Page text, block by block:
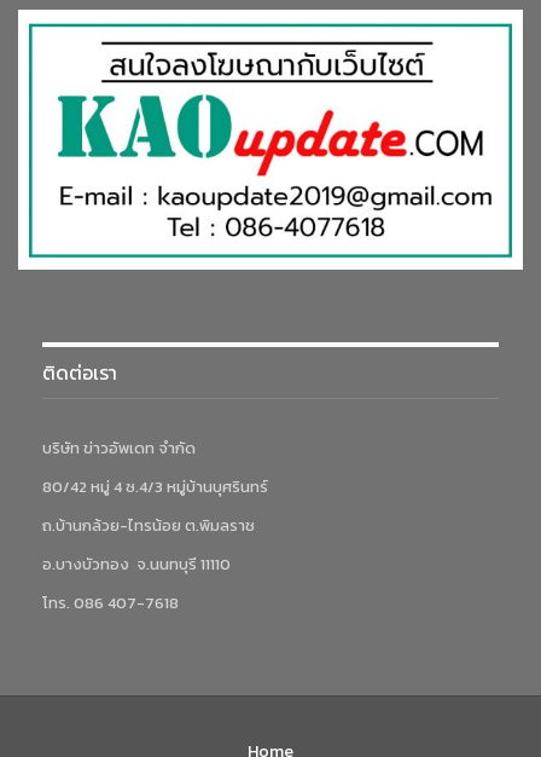
ติดต่อเรา
บริษัท ข่าวอัพเดท จำกัด
80/42 หมู่ 4 ซ.4/3 หมู่บ้านบุศรินทร์
ถ.บ้านกล้วย-ไทรน้อย ต.พิมลราช
อ.บางบัวทอง จ.นนทบุรี 11110
โทร. 086 407-7618